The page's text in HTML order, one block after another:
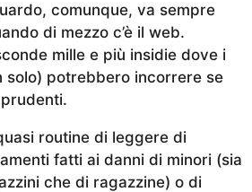
comunque, va sempre
di mezzo c’è il web.
mille e più insidie dove i
solo) potrebbero incorrere se
routine di leggere di
fatti ai danni di minori (sia
che di ragazzine) o di